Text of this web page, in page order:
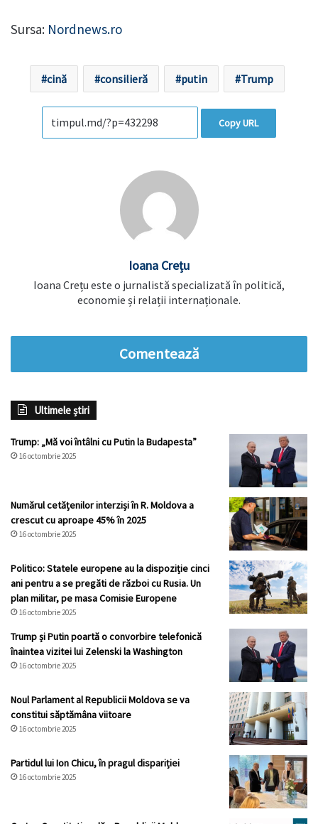
Sursa: Nordnews.ro
cină consilieră putin Trump
Copy URL
Ioana Crețu
Ioana Crețu este o jurnalistă specializată în politică,
economie și relații internaționale.
Comentează
Ultimele știri
Trump: „Mă voi întâlni cu Putin la Budapesta”
16 octombrie 2025
Numărul cetățenilor interziși în R. Moldova a
crescut cu aproape 45% în 2025
16 octombrie 2025
Politico: Statele europene au la dispoziție cinci
ani pentru a se pregăti de război cu Rusia. Un
plan militar, pe masa Comisie Europene
16 octombrie 2025
Trump și Putin poartă o convorbire telefonică
înaintea vizitei lui Zelenski la Washington
16 octombrie 2025
Noul Parlament al Republicii Moldova se va
constitui săptămâna viitoare
16 octombrie 2025
Partidul lui Ion Chicu, în pragul dispariției
16 octombrie 2025